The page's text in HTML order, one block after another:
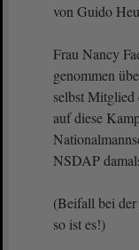
von Guido
Frau Nancy
genommen
selbst
auf diese
NSDAP
(Beifall bei
so ist es!)